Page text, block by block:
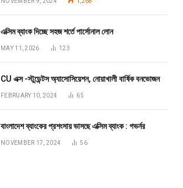
এক্সিম ব্যাংক দিচ্ছে সহজ শর্তে পার্সোনাল লোন
MAY 11, 2026 123
CU এক্স -স্টুডেন্টস অ্যাসোসিয়েশন, নোয়াখালী বার্ষিক বনভোজন
FEBRUARY 10, 2024 65
বাংলাদেশ ব্যাংকের প্রশংসায় ভাসছে এক্সিম ব্যাংক : গভর্নর
NOVEMBER 17, 2024 56